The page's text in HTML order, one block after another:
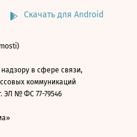
Скачать для Android
в сфере связи,
коммуникаций
ЭЛ № ФС 77-79546